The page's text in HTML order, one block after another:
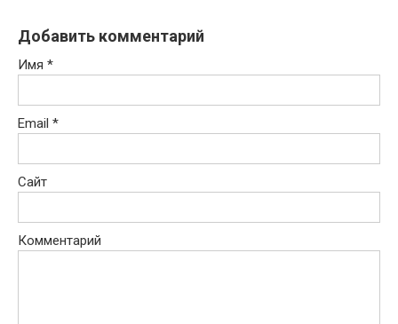
Добавить комментарий
Имя *
Email *
Сайт
Комментарий